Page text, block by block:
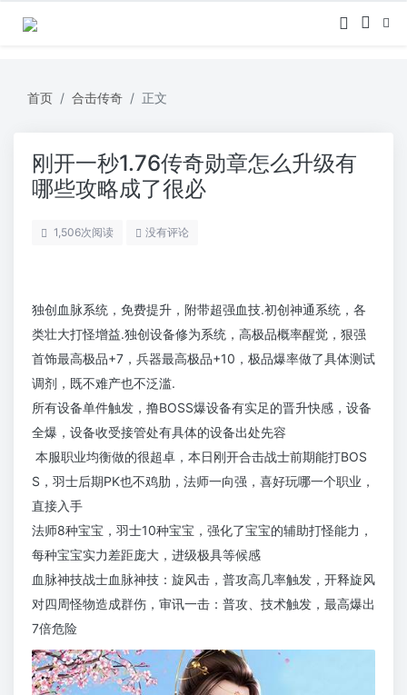
首页 合击传奇 正文
刚开一秒1.76传奇勋章怎么升级有
哪些攻略成了很必
1,506次阅读 没有评论
独创血脉系统，免费提升，附带超强血技.初创神通系统，各
类壮大打怪增益.独创设备修为系统，高极品概率醒觉，狠强
首饰最高极品+7，兵器最高极品+10，极品爆率做了具体测试
调剂，既不难产也不泛滥.
所有设备单件触发，撸BOSS爆设备有实足的晋升快感，设备
全爆，设备收受接管处有具体的设备出处先容
本服职业均衡做的很超卓，本日刚开合击战士前期能打BOS
S，羽士后期PK也不鸡肋，法师一向强，喜好玩哪一个职业，
直接入手
法师8种宝宝，羽士10种宝宝，强化了宝宝的辅助打怪能力，
每种宝宝实力差距庞大，进级极具等候感
血脉神技战士血脉神技：旋风击，普攻高几率触发，开释旋风
对四周怪物造成群伤，审讯一击：普攻、技术触发，最高爆出
7倍危险